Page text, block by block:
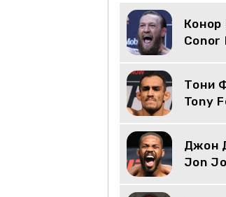
Конор
Conor
Тони
Tony
Джон
Jon